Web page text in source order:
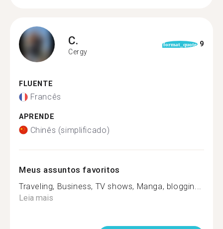
C.
Cergy
format_quote 9
FLUENTE
Francês
APRENDE
Chinês (simplificado)
Meus assuntos favoritos
Traveling, Business, TV shows, Manga, bloggin...
Leia mais